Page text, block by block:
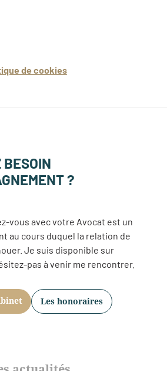
de cookies
BESOIN
?
vous avec votre Avocat est un
au cours duquel la relation de
Je suis disponible sur
pas à venir me rencontrer.
Les honoraires